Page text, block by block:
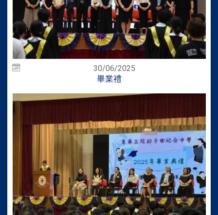
30/06/2025
畢業禮